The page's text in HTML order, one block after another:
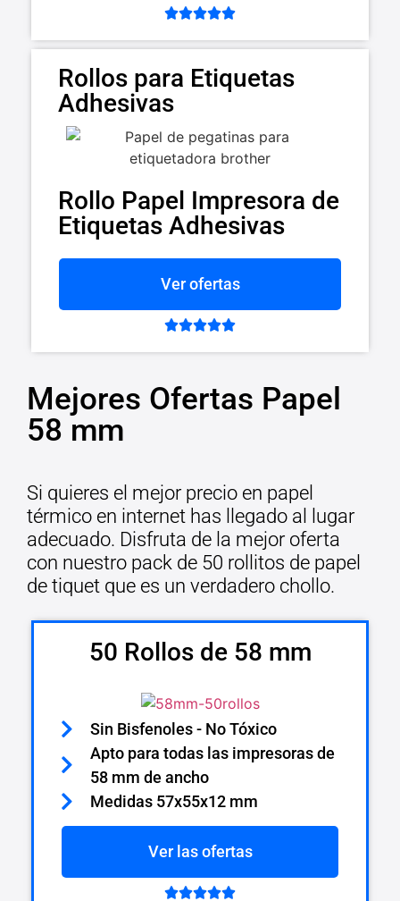

Rollos para Etiquetas
Adhesivas
Rollo Papel Impresora de
Etiquetas Adhesivas
Ver ofertas

Mejores Ofertas Papel
58 mm
Si quieres el mejor precio en papel
térmico en internet has llegado al lugar
adecuado. Disfruta de la mejor oferta
con nuestro pack de 50 rollitos de papel
de tiquet que es un verdadero chollo.
50 Rollos de 58 mm
Sin Bisfenoles - No Tóxico
Apto para todas las impresoras de
58 mm de ancho
Medidas 57x55x12 mm
Ver las ofertas
